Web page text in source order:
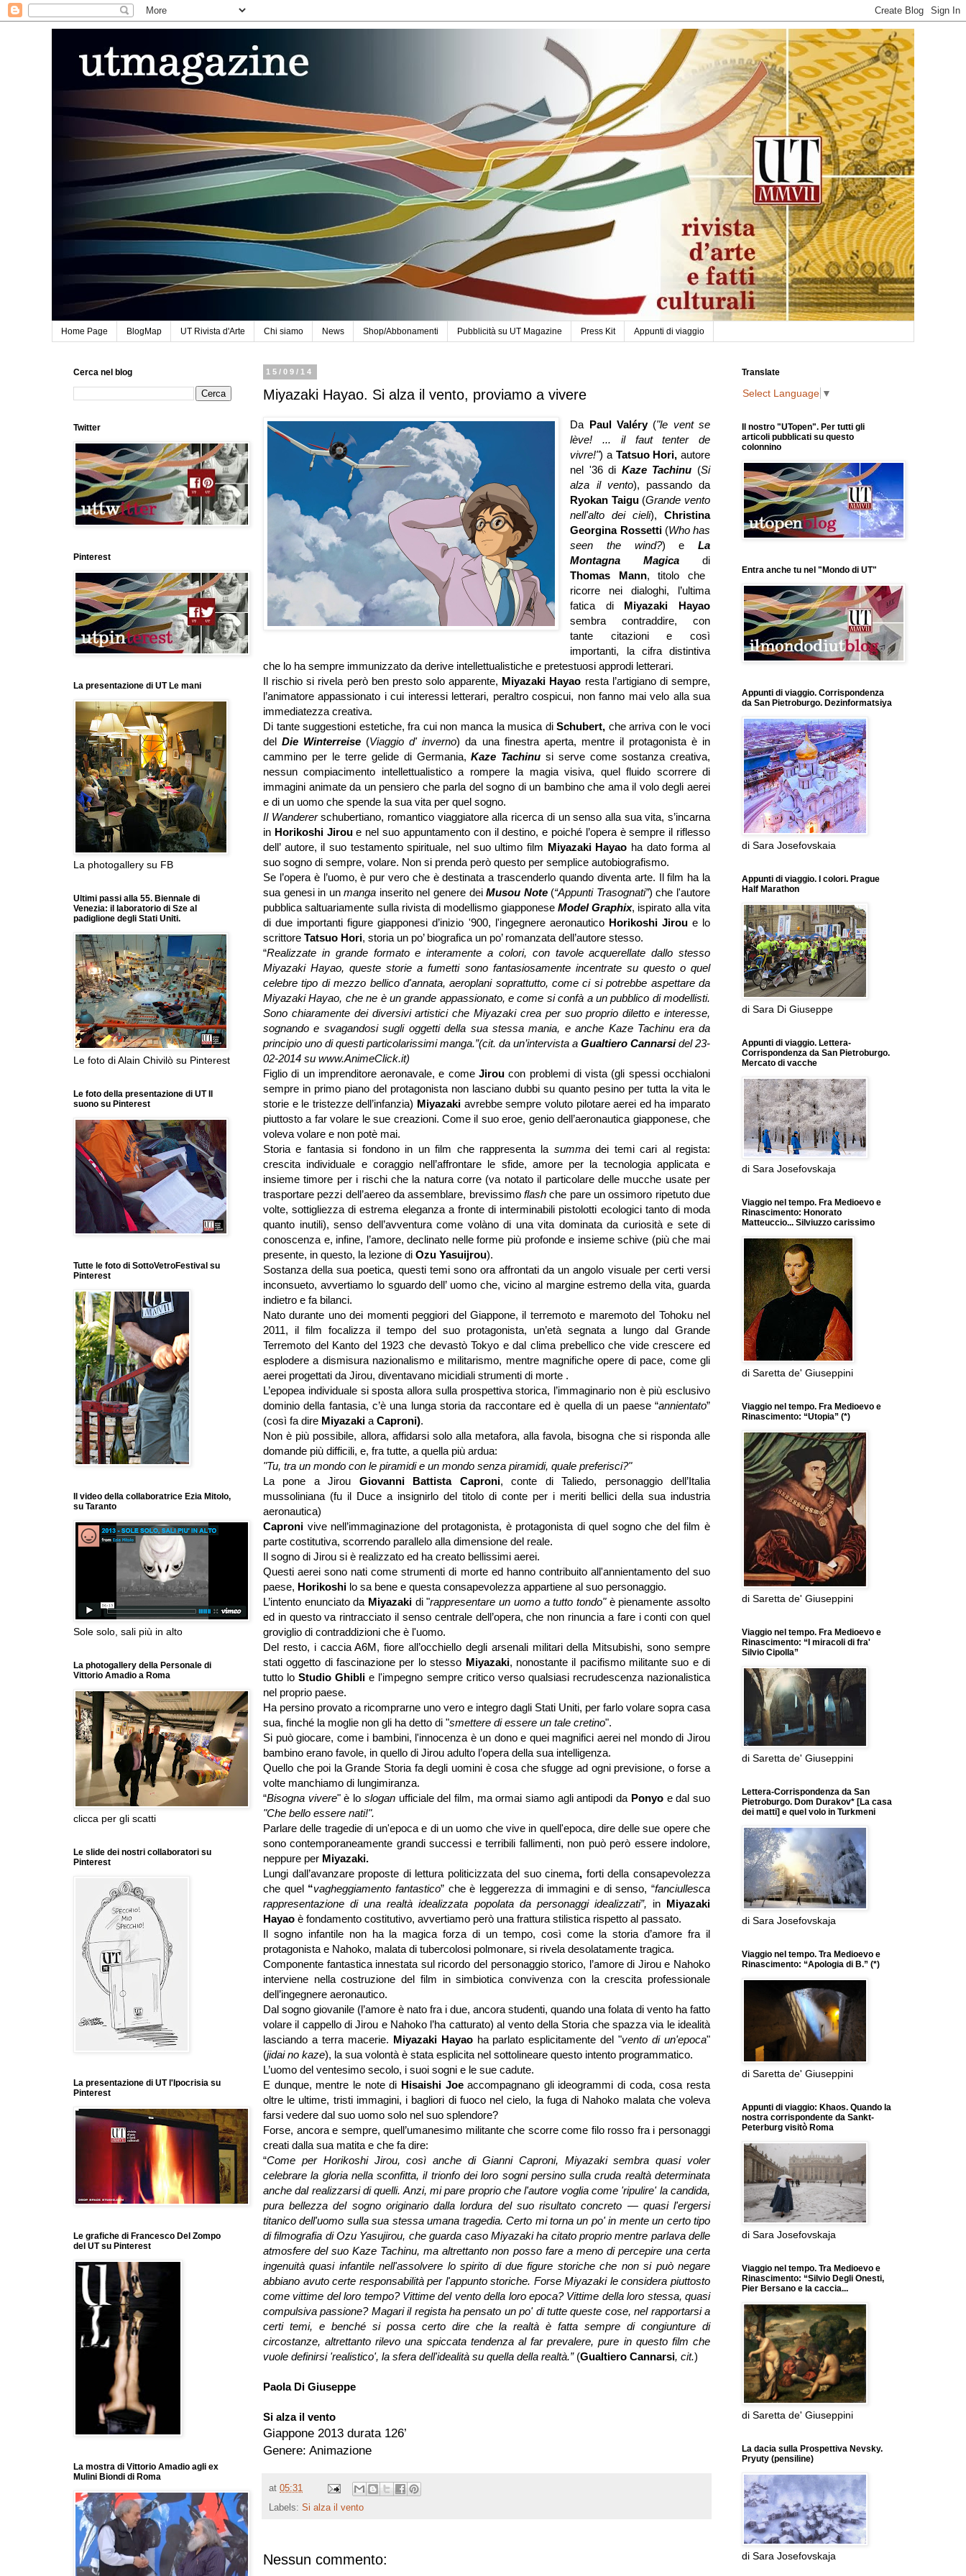
Home Page BlogMap UT Rivista d'Arte Chi siamo News Shop/Abbonamenti Pubblicità su UT Magazine Press Kit Appunti di viaggio
15/09/14
Miyazaki Hayao. Si alza il vento, proviamo a vivere
Da Paul Valéry ("le vent se
lève! ... il faut tenter de
vivre!") a Tatsuo Hori, autore
nel '36 di Kaze Tachinu (Si
alza il vento), passando da
Ryokan Taigu(Grande vento
nell'alto dei cieli),Christina
Georgina Rossetti(Who has
seen the wind?) eLa
Montagna Magica di
Thomas Mann, titolo che
ricorre nei dialoghi, l’ultima
fatica di Miyazaki Hayao
sembra contraddire, con
tante citazioni e così
importanti, la cifra distintiva
che lo ha sempre immunizzato da derive intellettualistiche e pretestuosi approdi letterari.
Il rischio si rivela però ben presto solo apparente, Miyazaki Hayao resta l’artigiano di sempre,
l’animatore appassionato i cui interessi letterari, peraltro cospicui, non fanno mai velo alla sua
immediatezza creativa.
Di tante suggestioni estetiche, fra cui non manca la musica diSchubert, che arriva con le voci
delDie Winterreise (Viaggio d' inverno) da una finestra aperta, mentre il protagonista è in
cammino per le terre gelide di Germania,Kaze Tachinusi serve come sostanza creativa,
nessun compiacimento intellettualistico a rompere la magia visiva, quel fluido scorrere di
immagini animate da un pensiero che parla del sogno di un bambino che ama il volo degli aerei
e di un uomo che spende la sua vita per quel sogno.
Il Wandererschubertiano, romantico viaggiatore alla ricerca di un senso alla sua vita, s’incarna
in Horikoshi Jiroue nel suo appuntamento con il destino, e poiché l’opera è sempre il riflesso
dell’ autore, il suo testamento spirituale, nel suo ultimo film Miyazaki Hayao ha dato forma al
suo sogno di sempre, volare. Non si prenda però questo per semplice autobiografismo.
Se l’opera è l’uomo, è pur vero che è destinata a trascenderlo quando diventa arte. Il film ha la
sua genesi in unmanga inserito nel genere dei Musou Note (“Appunti Trasognati”) che l'autore
pubblica saltuariamente sulla rivista di modellismo giapponese Model Graphix, ispirato alla vita
di due importanti figure giapponesi d’inizio '900, l'ingegnere aeronautico Horikoshi Jirou e lo
scrittore Tatsuo Hori, storia un po’ biografica un po’ romanzata dell’autore stesso.
“Realizzate in grande formato e interamente a colori, con tavole acquerellate dallo stesso
Miyazaki Hayao, queste storie a fumetti sono fantasiosamente incentrate su questo o quel
celebre tipo di mezzo bellico d'annata, aeroplani soprattutto, come ci si potrebbe aspettare da
Miyazaki Hayao, che ne è un grande appassionato, e come si confà a un pubblico di modellisti.
Sono chiaramente dei diversivi artistici che Miyazaki crea per suo proprio diletto e interesse,
sognando e svagandosi sugli oggetti della sua stessa mania, e anche Kaze Tachinu era da
principio uno di questi particolarissimi manga.”(cit. da un’intervista a Gualtiero Cannarsidel 23-
02-2014 su www.AnimeClick.it)
Figlio di un imprenditore aeronavale, e come Jirou con problemi di vista (gli spessi occhialoni
sempre in primo piano del protagonista non lasciano dubbi su quanto pesino per tutta la vita le
storie e le tristezze dell’infanzia) Miyazaki avrebbe sempre voluto pilotare aerei ed ha imparato
piuttosto a far volare le sue creazioni. Come il suo eroe, genio dell’aeronautica giapponese, che
voleva volare e non potè mai.
Storia e fantasia si fondono in un film che rappresenta la summadei temi cari al regista:
crescita individuale e coraggio nell’affrontare le sfide, amore per la tecnologia applicata e
insieme timore per i rischi che la natura corre (va notato il particolare delle mucche usate per
trasportare pezzi dell’aereo da assemblare, brevissimo flash che pare un ossimoro ripetuto due
volte, sottigliezza di estrema eleganza a fronte di interminabili pistolotti ecologici tanto di moda
quanto inutili), senso dell’avventura come volàno di una vita dominata da curiosità e sete di
conoscenza e, infine, l’amore, declinato nelle forme più profonde e insieme schive (più che mai
presente, in questo, la lezione di Ozu Yasuijrou).
Sostanza della sua poetica, questi temi sono ora affrontati da un angolo visuale per certi versi
inconsueto, avvertiamo lo sguardo dell’ uomo che, vicino al margine estremo della vita, guarda
indietro e fa bilanci.
Nato durante uno dei momenti peggiori del Giappone, il terremoto e maremoto del Tohoku nel
2011, il film focalizza il tempo del suo protagonista, un’età segnata a lungo dal Grande
Terremoto del Kanto del 1923 che devastò Tokyo e dal clima prebellico che vide crescere ed
esplodere a dismisura nazionalismo e militarismo, mentre magnifiche opere di pace, come gli
aerei progettati da Jirou, diventavano micidiali strumenti di morte .
L’epopea individuale si sposta allora sulla prospettiva storica, l’immaginario non è più esclusivo
dominio della fantasia, c’è una lunga storia da raccontare ed è quella di un paese “annientato”
(così fa dire Miyazaki a Caproni).
Non è più possibile, allora, affidarsi solo alla metafora, alla favola, bisogna che si risponda alle
domande più difficili, e, fra tutte, a quella più ardua:
"Tu, tra un mondo con le piramidi e un mondo senza piramidi, quale preferisci?"
La pone a Jirou Giovanni Battista Caproni, conte di Taliedo, personaggio dell’Italia
mussoliniana (fu il Duce a insignirlo del titolo di conte per i meriti bellici della sua industria
aeronautica)
Caproni vive nell’immaginazione del protagonista, è protagonista di quel sogno che del film è
parte costitutiva, scorrendo parallelo alla dimensione del reale.
Il sogno di Jirou si è realizzato ed ha creato bellissimi aerei.
Questi aerei sono nati come strumenti di morte ed hanno contribuito all'annientamento del suo
paese, Horikoshi lo sa bene e questa consapevolezza appartiene al suo personaggio.
L’intento enunciato da Miyazaki di "rappresentare un uomo a tutto tondo" è pienamente assolto
ed in questo va rintracciato il senso centrale dell’opera, che non rinuncia a fare i conti con quel
groviglio di contraddizioni che è l'uomo.
Del resto, i caccia A6M, fiore all’occhiello degli arsenali militari della Mitsubishi, sono sempre
stati oggetto di fascinazione per lo stesso Miyazaki, nonostante il pacifismo militante suo e di
tutto loStudio Ghibli e l'impegno sempre critico verso qualsiasi recrudescenza nazionalistica
nel proprio paese.
Ha persino provato a ricomprarne uno vero e integro dagli Stati Uniti, per farlo volare sopra casa
sua, finché la moglie non gli ha detto di "smettere di essere un tale cretino".
Si può giocare, come i bambini, l'innocenza è un dono e quei magnifici aerei nel mondo di Jirou
bambino erano favole, in quello di Jirou adulto l’opera della sua intelligenza.
Quello che poi la Grande Storia fa degli uomini è cosa che sfugge ad ogni previsione, o forse a
volte manchiamo di lungimiranza.
“Bisogna vivere" è lo sloganufficiale del film, ma ormai siamo agli antipodi da Ponyoe dal suo
"Che bello essere nati!".
Parlare delle tragedie di un'epoca e di un uomo che vive in quell'epoca, dire delle sue opere che
sono contemporaneamente grandi successi e terribili fallimenti, non può però essere indolore,
neppure per Miyazaki.
Lungi dall’avanzare proposte di lettura politicizzata del suo cinema, forti della consapevolezza
che quel“vagheggiamento fantastico” che è leggerezza di immagini e di senso, “fanciullesca
rappresentazione di una realtà idealizzata popolata da personaggi idealizzati”, in Miyazaki
Hayao è fondamento costitutivo, avvertiamo però una frattura stilistica rispetto al passato.
Il sogno infantile non ha la magica forza di un tempo, così come la storia d’amore fra il
protagonista e Nahoko, malata di tubercolosi polmonare, si rivela desolatamente tragica.
Componente fantastica innestata sul ricordo del personaggio storico, l’amore di Jirou e Nahoko
interviene nella costruzione del film in simbiotica convivenza con la crescita professionale
dell’ingegnere aeronautico.
Dal sogno giovanile (l’amore è nato fra i due, ancora studenti, quando una folata di vento ha fatto
volare il cappello di Jirou e Nahoko l’ha catturato) al vento della Storia che spazza via le idealità
lasciando a terra macerie. Miyazaki Hayao ha parlato esplicitamente del "vento di un'epoca"
(jidai no kaze), la sua volontà è stata esplicita nel sottolineare questo intento programmatico.
L’uomo del ventesimo secolo, i suoi sogni e le sue cadute.
E dunque, mentre le note di Hisaishi Joeaccompagnano gli ideogrammi di coda, cosa resta
oltre le ultime, tristi immagini, i bagliori di fuoco nel cielo, la fuga di Nahoko malata che voleva
farsi vedere dal suo uomo solo nel suo splendore?
Forse, ancora e sempre, quell’umanesimo militante che scorre come filo rosso fra i personaggi
creati dalla sua matita e che fa dire:
“Come per Horikoshi Jirou, così anche di Gianni Caproni, Miyazaki sembra quasi voler
celebrare la gloria nella sconfitta, il trionfo dei loro sogni persino sulla cruda realtà determinata
anche dal realizzarsi di quelli. Anzi, mi pare proprio che l'autore voglia come 'ripulire' la candida,
pura bellezza del sogno originario dalla lordura del suo risultato concreto — quasi l'ergersi
titanico dell'uomo sulla sua stessa umana tragedia. Certo mi torna un po' in mente un certo tipo
di filmografia di Ozu Yasujirou, che guarda caso Miyazaki ha citato proprio mentre parlava delle
atmosfere del suo Kaze Tachinu, ma altrettanto non posso fare a meno di percepire una certa
ingenuità quasi infantile nell'assolvere lo spirito di due figure storiche che non si può negare
abbiano avuto certe responsabilità per l'appunto storiche. Forse Miyazaki le considera piuttosto
come vittime del loro tempo? Vittime del vento della loro epoca? Vittime della loro stessa, quasi
compulsiva passione? Magari il regista ha pensato un po' di tutte queste cose, nel rapportarsi a
certi temi, e benché si possa certo dire che la realtà è fatta sempre di congiunture di
circostanze, altrettanto rilevo una spiccata tendenza al far prevalere, pure in questo film che
vuole definirsi 'realistico', la sfera dell'idealità su quella della realtà.” (Gualtiero Cannarsi, cit.)
Paola Di Giuseppe
Si alza il vento
Giappone 2013 durata 126’
Genere: Animazione
at 05:31
Labels: Si alza il vento
Nessun commento:
Cerca nel blog
Twitter
Pinterest
La presentazione di UT Le mani
La photogallery su FB
Ultimi passi alla 55. Biennale di
Venezia: il laboratorio di Sze al
padiglione degli Stati Uniti.
Le foto di Alain Chivilò su Pinterest
Le foto della presentazione di UT Il
suono su Pinterest
Tutte le foto di SottoVetroFestival su
Pinterest
Il video della collaboratrice Ezia Mitolo,
su Taranto
Sole solo, sali più in alto
La photogallery della Personale di
Vittorio Amadio a Roma
clicca per gli scatti
Le slide dei nostri collaboratori su
Pinterest
La presentazione di UT l'Ipocrisia su
Pinterest
Le grafiche di Francesco Del Zompo
del UT su Pinterest
La mostra di Vittorio Amadio agli ex
Mulini Biondi di Roma
Translate
Select Language ▼
Il nostro "UTopen". Per tutti gli
articoli pubblicati su questo
colonnino
Entra anche tu nel "Mondo di UT"
Appunti di viaggio. Corrispondenza
da San Pietroburgo. Dezinformatsiya
di Sara Josefovskaia
Appunti di viaggio. I colori. Prague
Half Marathon
di Sara Di Giuseppe
Appunti di viaggio. Lettera-
Corrispondenza da San Pietroburgo.
Mercato di vacche
di Sara Josefovskaja
Viaggio nel tempo. Fra Medioevo e
Rinascimento: Honorato
Matteuccio... Silviuzzo carissimo
di Saretta de' Giuseppini
Viaggio nel tempo. Fra Medioevo e
Rinascimento: “Utopia” (*)
di Saretta de' Giuseppini
Viaggio nel tempo. Fra Medioevo e
Rinascimento: “I miracoli di fra'
Silvio Cipolla”
di Saretta de' Giuseppini
Lettera-Corrispondenza da San
Pietroburgo. Dom Durakov* [La casa
dei matti] e quel volo in Turkmeni
di Sara Josefovskaja
Viaggio nel tempo. Tra Medioevo e
Rinascimento: “Apologia di B.” (*)
di Saretta de' Giuseppini
Appunti di viaggio: Khaos. Quando la
nostra corrispondente da Sankt-
Peterburg visitò Roma
di Sara Josefovskaja
Viaggio nel tempo. Tra Medioevo e
Rinascimento: “Silvio Degli Onesti,
Pier Bersano e la caccia...
di Saretta de' Giuseppini
La dacia sulla Prospettiva Nevsky.
Pryuty (pensiline)
di Sara Josefovskaja